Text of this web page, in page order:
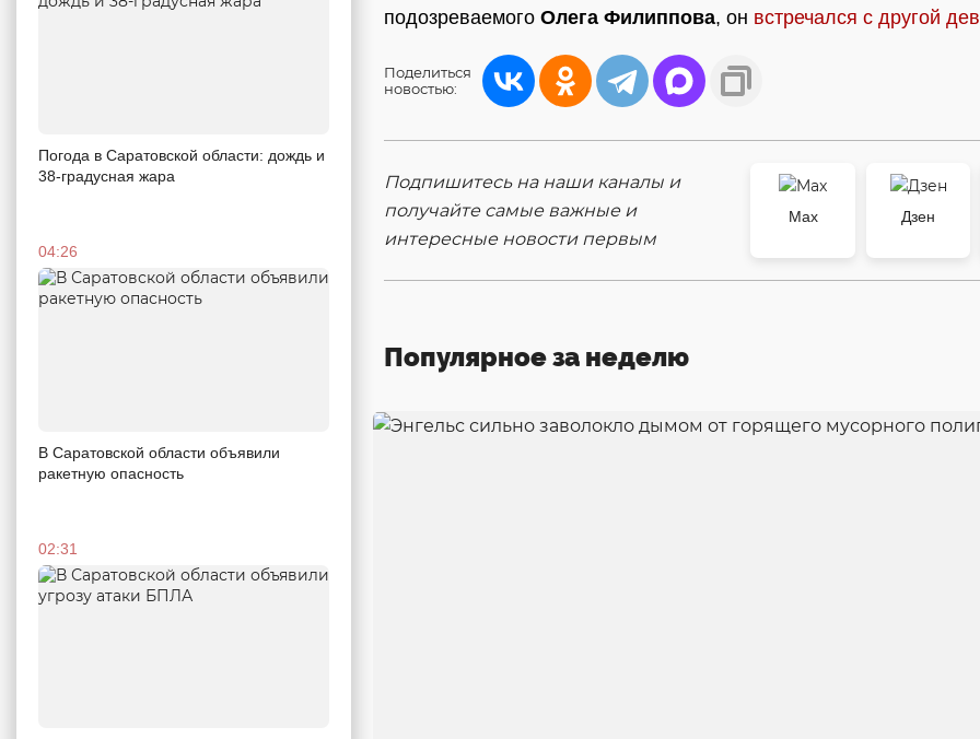
Погода в Саратовской области: дождь и
38-градусная жара
04:26
В Саратовской области объявили
ракетную опасность
02:31
подозреваемого Олега Филиппова, он встречался с другой
Поделиться
новостью:
Подпишитесь на наши каналы и
получайте самые важные и
интересные новости первым
Max
Дзен
Популярное за неделю